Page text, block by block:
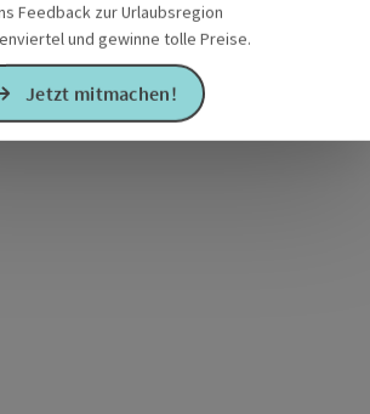
Feedback zur Urlaubsregion
und gewinne tolle Preise.
Jetzt mitmachen!